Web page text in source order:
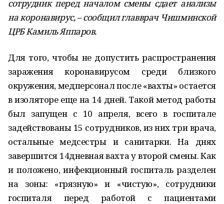
сотрудник перед началом смены сдает анализы
на коронавирус, – сообщил главврач Чишминской
ЦРБ Камиль Яппаров.
Для того, чтобы не допустить распространения
заражения коронавирусом среди близкого
окружения, медперсонал после «вахты» остается
в изоляторе еще на 14 дней. Такой метод работы
был запущен с 10 апреля, всего в госпитале
задействованы 15 сотрудников, из них три врача,
остальные медсестры и санитарки. На днях
завершится 14­дневная вахта у второй смены. Как
и положено, инфекционный госпиталь разделен
на зоны: «грязную» и «чистую», сотрудники
госпиталя перед работой с пациентами